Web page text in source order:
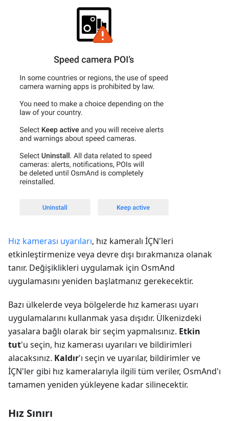
Hız kamerası uyarıları, hız kameralı İÇN'leri
etkinleştirmenize veya devre dışı bırakmanıza olanak
tanır. Değişiklikleri uygulamak için OsmAnd
uygulamasını yeniden başlatmanız gerekecektir.
Bazı ülkelerde veya bölgelerde hız kamerası uyarı
uygulamalarını kullanmak yasa dışıdır. Ülkenizdeki
yasalara bağlı olarak bir seçim yapmalısınız. Etkin
tut'u seçin, hız kamerası uyarıları ve bildirimleri
alacaksınız. Kaldır'ı seçin ve uyarılar, bildirimler ve
İÇN'ler gibi hız kameralarıyla ilgili tüm veriler, OsmAnd'ı
tamamen yeniden yükleyene kadar silinecektir.
Hız Sınırı